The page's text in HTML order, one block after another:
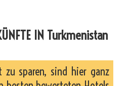
IN Turkmenistan
sparen, sind hier ganz